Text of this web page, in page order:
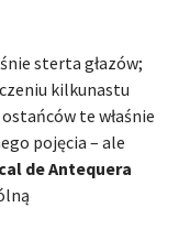
sterta głazów;
kilkunastu
te właśnie
pojęcia – ale
de Antequera